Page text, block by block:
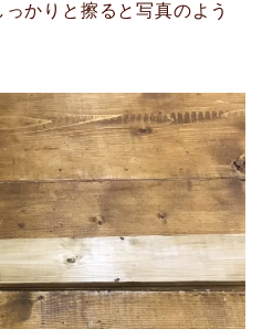
かりと擦ると写真のよう